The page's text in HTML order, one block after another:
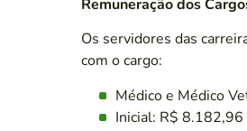
Remuneração dos
Os servidores das
com o cargo:
Médico e Médico
Inicial: R$